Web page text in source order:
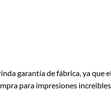
garantía de fábrica, ya que
para impresiones increibles.